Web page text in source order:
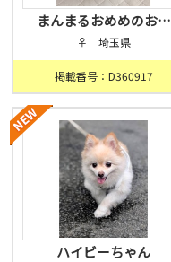
まんまるおめめのお…
♀ 埼玉県
掲載番号：D360917
ハイビーちゃん